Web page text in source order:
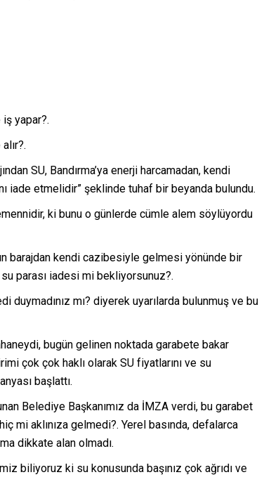
iş yapar?.
SU, Bandırma’ya enerji harcamadan, kendi
iade etmelidir” şeklinde tuhaf bir beyanda bulundu.
ki bunu o günlerde cümle alem söylüyordu
barajdan kendi cazibesiyle gelmesi yönünde bir
su parası iadesi mi bekliyorsunuz?.
duymadınız mı? diyerek uyarılarda bulunmuş ve bu
bugün gelinen noktada garabete bakar
çok çok haklı olarak SU fiyatlarını ve su
başlattı.
Belediye Başkanımız da İMZA verdi, bu garabet
mi aklınıza gelmedi?. Yerel basında, defalarca
dikkate alan olmadı.
biliyoruz ki su konusunda başınız çok ağrıdı ve